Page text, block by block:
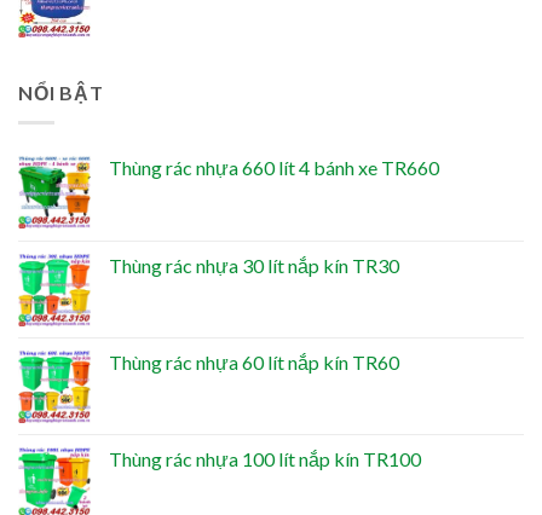
NỔI BẬT
Thùng rác nhựa 660 lít 4 bánh xe TR660
Thùng rác nhựa 30 lít nắp kín TR30
Thùng rác nhựa 60 lít nắp kín TR60
Thùng rác nhựa 100 lít nắp kín TR100